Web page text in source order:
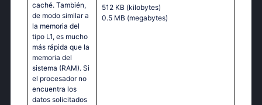
caché. También,
de modo similar a
la memoria del
tipo L1, es mucho
más rápida que la
memoria del
sistema (RAM). Si
el procesador no
encuentra los
datos solicitados
512 KB (kilobytes)
0.5 MB (megabytes)